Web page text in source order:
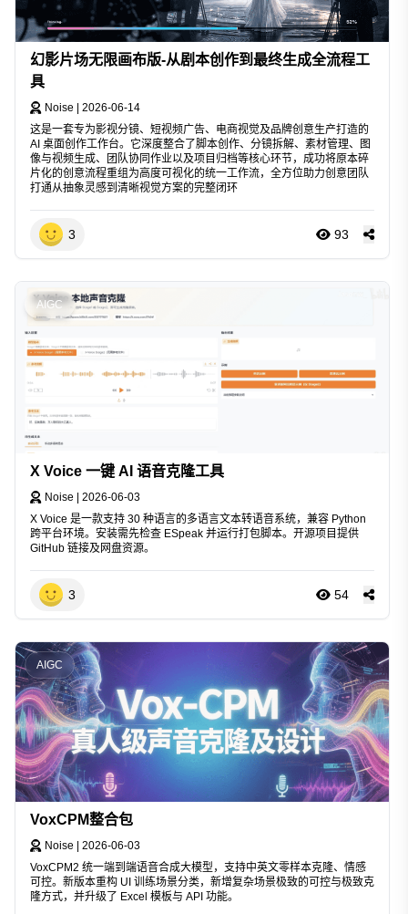
幻影片场无限画布版-从剧本创作到最终生成全流程工
具
Noise | 2026-06-14
这是一套专为影视分镜、短视频广告、电商视觉及品牌创意生产打造的
AI 桌面创作工作台。它深度整合了脚本创作、分镜拆解、素材管理、图
像与视频生成、团队协同作业以及项目归档等核心环节，成功将原本碎
片化的创意流程重组为高度可视化的统一工作流，全方位助力创意团队
打通从抽象灵感到清晰视觉方案的完整闭环
3 93
AIGC
X Voice 一键 AI 语音克隆工具
Noise
2026-06-03
X Voice 是一款支持 30 种语言的多语言文本转语音系统，兼容 Python
跨平台环境。安装需先检查 ESpeak 并运行打包脚本。开源项目提供
GitHub 链接及网盘资源。
3 54
AIGC
VoxCPM整合包
Noise
2026-06-03
VoxCPM2 统一端到端语音合成大模型，支持中英文零样本克隆、情感
可控。新版本重构 UI 训练场景分类，新增复杂场景极致的可控与极致克
隆方式，并升级了 Excel 模板与 API 功能。